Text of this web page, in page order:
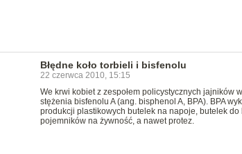
Błędne koło torbieli i bisfenolu
22 czerwca 2010, 15:15
We krwi kobiet z zespołem policystycznych jajników
stężenia bisfenolu A (ang. bisphenol A, BPA). BPA
produkcji plastikowych butelek na napoje, butelek do
pojemników na żywność, a nawet protez.